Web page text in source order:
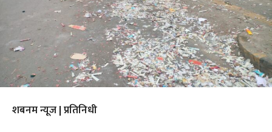
शबनम न्यूज | प्रतिनिधी